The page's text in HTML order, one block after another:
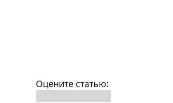
Оцените статью: